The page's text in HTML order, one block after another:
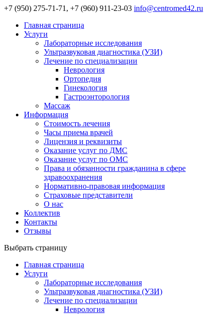
+7 (950) 275-71-71, +7 (960) 911-23-03 info@centromed42.ru
Главная страница
Услуги
Лабораторные исследования
Ультразвуковая диагностика (УЗИ)
Лечение по специализации
Неврология
Ортопедия
Гинекология
Гастроэнторология
Массаж
Информация
Стоимость лечения
Часы приема врачей
Лицензия и реквизиты
Оказание услуг по ДМС
Оказание услуг по ОМС
Права и обязанности гражданина в сфере
здравоохранения
Нормативно-правовая информация
Страховые представители
О нас
Коллектив
Контакты
Отзывы
Выбрать страницу
Главная страница
Услуги
Лабораторные исследования
Ультразвуковая диагностика (УЗИ)
Лечение по специализации
Неврология